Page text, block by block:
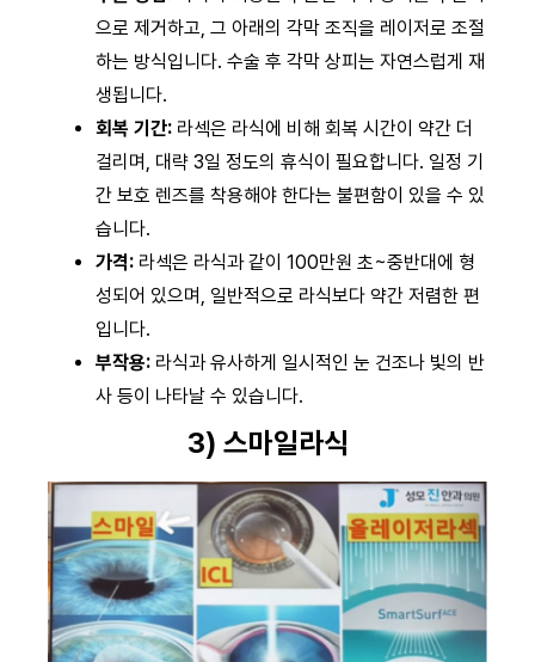
으로 제거하고, 그 아래의 각막 조직을 레이저로 조절
하는 방식입니다. 수술 후 각막 상피는 자연스럽게 재
생됩니다.
회복 기간: 라섹은 라식에 비해 회복 시간이 약간 더
걸리며, 대략 3일 정도의 휴식이 필요합니다. 일정 기
간 보호 렌즈를 착용해야 한다는 불편함이 있을 수 있
습니다.
가격: 라섹은 라식과 같이 100만원 초~중반대에 형
성되어 있으며, 일반적으로 라식보다 약간 저렴한 편
입니다.
부작용: 라식과 유사하게 일시적인 눈 건조나 빛의 반
사 등이 나타날 수 있습니다.
3) 스마일라식